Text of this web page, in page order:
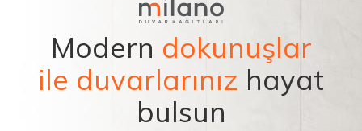
Modern dokunuşlar
ile duvarlarınız hayat
bulsun